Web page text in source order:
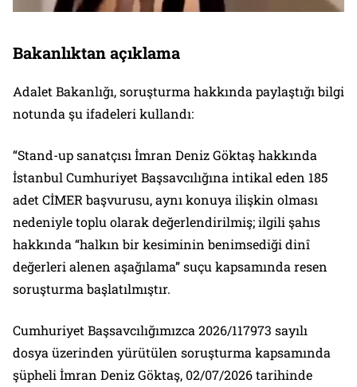
Bakanlıktan açıklama
Adalet Bakanlığı, soruşturma hakkında paylaştığı bilgi
notunda şu ifadeleri kullandı:
“Stand-up sanatçısı İmran Deniz Göktaş hakkında
İstanbul Cumhuriyet Başsavcılığına intikal eden 185
adet CİMER başvurusu, aynı konuya ilişkin olması
nedeniyle toplu olarak değerlendirilmiş; ilgili şahıs
hakkında “halkın bir kesiminin benimsediği dinî
değerleri alenen aşağılama” suçu kapsamında resen
soruşturma başlatılmıştır.
Cumhuriyet Başsavcılığımızca 2026/117973 sayılı
dosya üzerinden yürütülen soruşturma kapsamında
şüpheli İmran Deniz Göktaş, 02/07/2026 tarihinde